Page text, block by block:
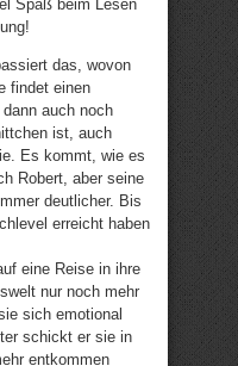
Spaß beim Lesen
das, wovon
findet einen
auch noch
ist, auch
Es kommt, wie es
Robert, aber seine
deutlicher. Bis
erreicht haben
eine Reise in ihre
nur noch mehr
sich emotional
schickt er sie in
entkommen